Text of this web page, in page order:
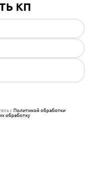
КП
сПолитикой обработки
обработку